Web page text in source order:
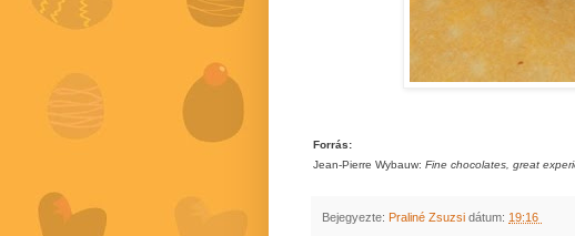
Forrás:
Jean-Pierre Wybauw: Fine chocolates, great
Bejegyezte: Praliné Zsuzsi dátum: 19:16